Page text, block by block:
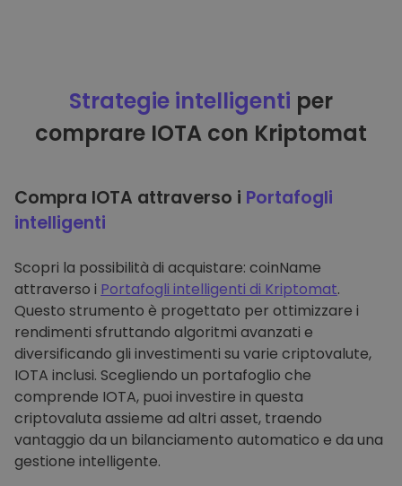
Strategie intelligenti per
comprare IOTA con Kriptomat
Compra IOTA attraverso i Portafogli
intelligenti
Scopri la possibilità di acquistare: coinName
attraverso i Portafogli intelligenti di Kriptomat.
Questo strumento è progettato per ottimizzare i
rendimenti sfruttando algoritmi avanzati e
diversificando gli investimenti su varie criptovalute,
IOTA inclusi. Scegliendo un portafoglio che
comprende IOTA, puoi investire in questa
criptovaluta assieme ad altri asset, traendo
vantaggio da un bilanciamento automatico e da una
gestione intelligente.